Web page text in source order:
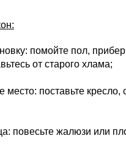
помойте пол,
от старого хлама;
место: поставьте кресло,
повесьте жалюзи или